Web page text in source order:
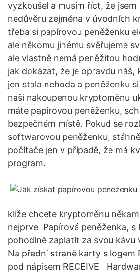
vyzkoušel a musím říct, že jsem
nedůvěru zejména v úvodních
třeba si papírovou peněženku
ale někomu jinému svěřujeme
ale vlastně nemá peněžitou
jak dokázat, že je opravdu náš,
jen stala nehoda a peněženku
naší nakoupenou kryptoměnu
máte papírovou peněženku,
bezpečném místě. Pokud se
softwarovou peněženku,
počítače jen v případě, že má
program.
kliže chcete kryptoměnu
nejprve Papírová peněženka, s
pohodlně zaplatit za svou kávu
Na přední straně karty s logem
pod nápisem RECEIVE